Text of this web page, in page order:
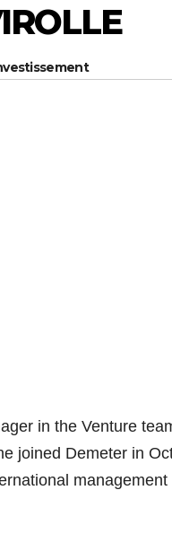
in the Venture
joined Demeter in